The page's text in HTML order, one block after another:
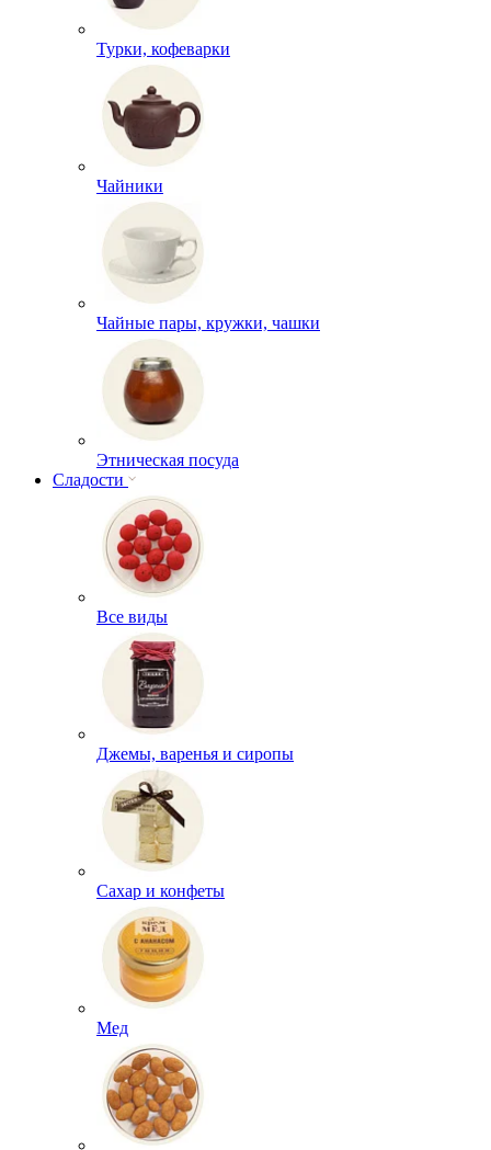
Турки, кофеварки
Чайники
Чайные пары, кружки, чашки
Этническая посуда
Сладости
Все виды
Джемы, варенья и сиропы
Сахар и конфеты
Мед